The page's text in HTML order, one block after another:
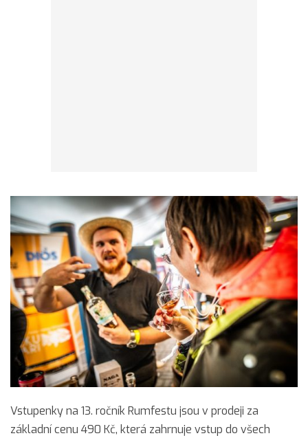
Vstupenky na 13. ročník Rumfestu jsou v prodeji za
základní cenu 490 Kč, která zahrnuje vstup do všech